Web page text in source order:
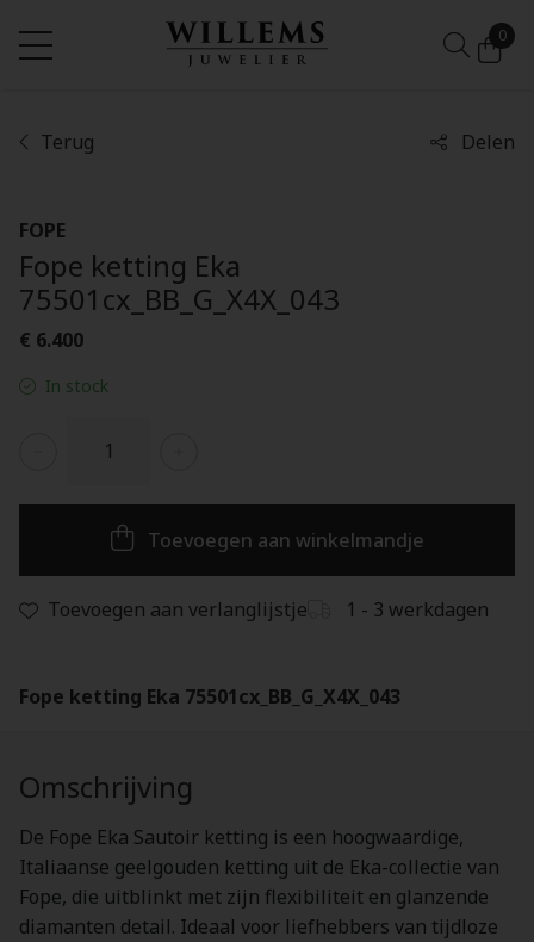
0
Terug Delen
FOPE
Fope ketting Eka
75501cx_BB_G_X4X_043
€ 6.400
In stock
Toevoegen aan winkelmandje
Toevoegen aan verlanglijstje 1 - 3 werkdagen
Fope ketting Eka 75501cx_BB_G_X4X_043
Omschrijving
De Fope Eka Sautoir ketting is een hoogwaardige,
Italiaanse geelgouden ketting uit de Eka-collectie van
Fope, die uitblinkt met zijn flexibiliteit en glanzende
diamanten detail. Ideaal voor liefhebbers van tijdloze